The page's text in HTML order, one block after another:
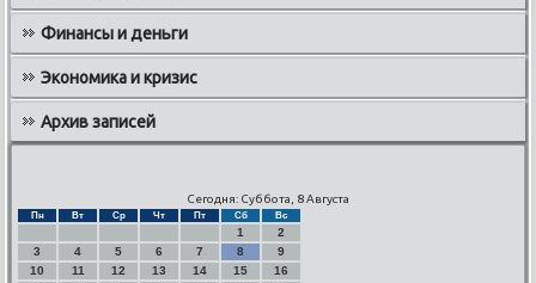
Финансы и деньги
Экономика и кризис
Архив записей
Сегодня: Суббота, 8 Августа
Пн Вт Ср Чт Пт Сб Вс
1
2
3
4 5 6 7 8
9
10
11 12 13 14 15
16